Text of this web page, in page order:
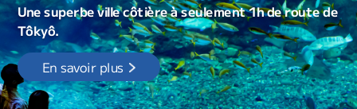
Une superbe ville côtière à seulement 1h de route de
Tôkyô.
En savoir plus